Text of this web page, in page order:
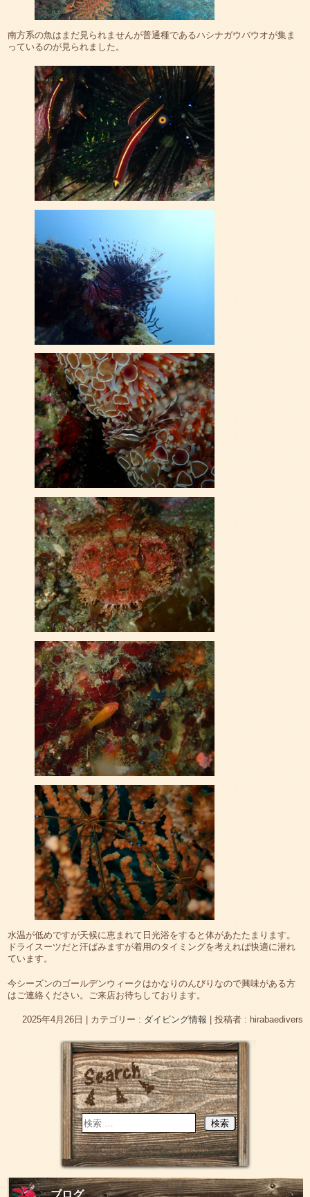
南方系の魚はまだ見られませんが普通種であるハシナガウバウオが集ま
っているのが見られました。
水温が低めですが天候に恵まれて日光浴をすると体があたたまります。
ドライスーツだと汗ばみますが着用のタイミングを考えれば快適に潜れ
ています。
今シーズンのゴールデンウィークはかなりのんびりなので興味がある方
はご連絡ください。ご来店お待ちしております。
2025年4月26日 カテゴリー : ダイビング情報 投稿者 : hirabaedivers
ブログ